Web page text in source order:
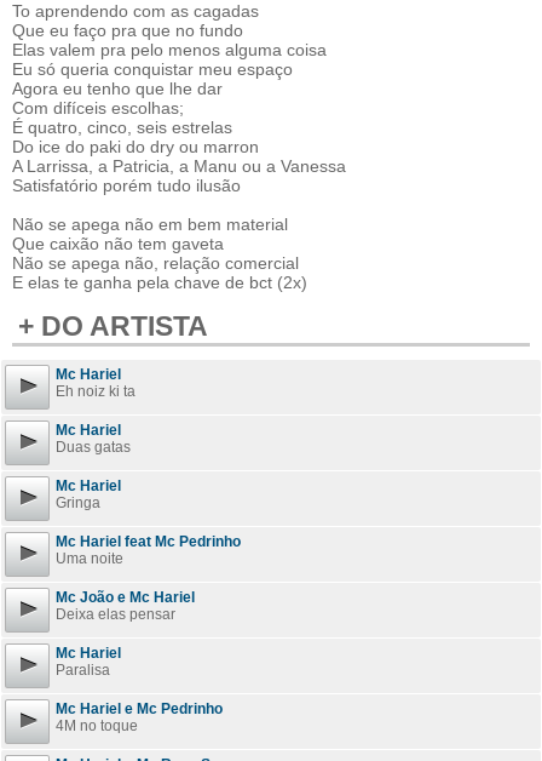
To aprendendo com as cagadas
Que eu faço pra que no fundo
Elas valem pra pelo menos alguma coisa
Eu só queria conquistar meu espaço
Agora eu tenho que lhe dar
Com difíceis escolhas;
É quatro, cinco, seis estrelas
Do ice do paki do dry ou marron
A Larrissa, a Patricia, a Manu ou a Vanessa
Satisfatório porém tudo ilusão
Não se apega não em bem material
Que caixão não tem gaveta
Não se apega não, relação comercial
E elas te ganha pela chave de bct (2x)
+ DO ARTISTA
Mc Hariel
Eh noiz ki ta
Mc Hariel
Duas gatas
Mc Hariel
Gringa
Mc Hariel feat Mc Pedrinho
Uma noite
Mc João e Mc Hariel
Deixa elas pensar
Mc Hariel
Paralisa
Mc Hariel e Mc Pedrinho
4M no toque